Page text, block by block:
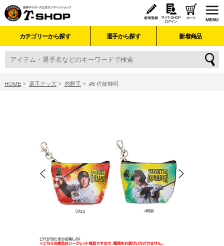
カテゴリーから探す 選手から探す 新着商品
HOME 選手グッズ 内野手 #8 佐藤輝明